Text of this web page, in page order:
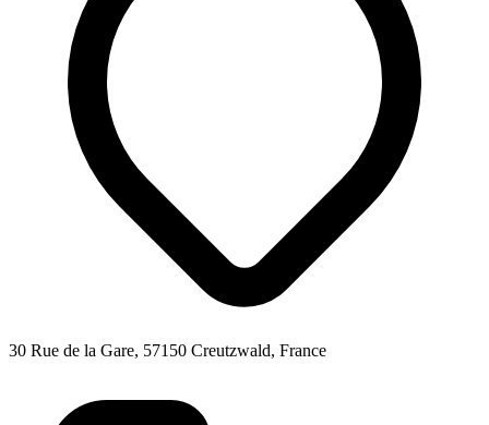
30 Rue de la Gare, 57150 Creutzwald, France